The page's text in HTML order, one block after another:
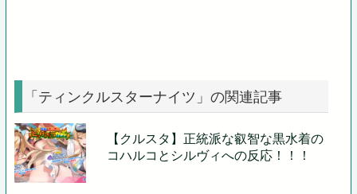
「ティンクルスターナイツ」の関連記事
【クルスタ】正統派な叡智な黒水着の
コハルコとシルヴィへの反応！！！